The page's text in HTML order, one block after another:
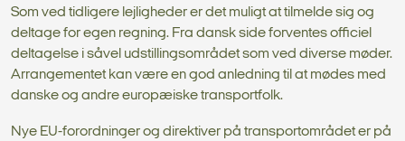
Som ved tidligere lejligheder er det muligt at tilmelde sig og
deltage for egen regning. Fra dansk side forventes officiel
deltagelse i såvel udstillingsområdet som ved diverse møder.
Arrangementet kan være en god anledning til at mødes med
danske og andre europæiske transportfolk.
Nye EU-forordninger og direktiver på transportområdet er på